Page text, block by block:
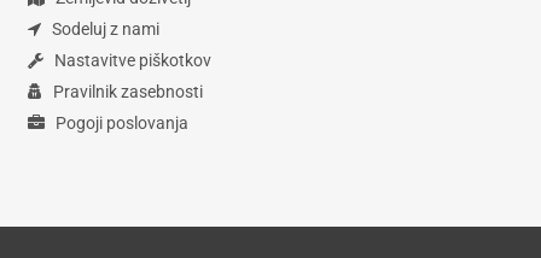
Sodeluj z nami
Nastavitve piškotkov
Pravilnik zasebnosti
Pogoji poslovanja